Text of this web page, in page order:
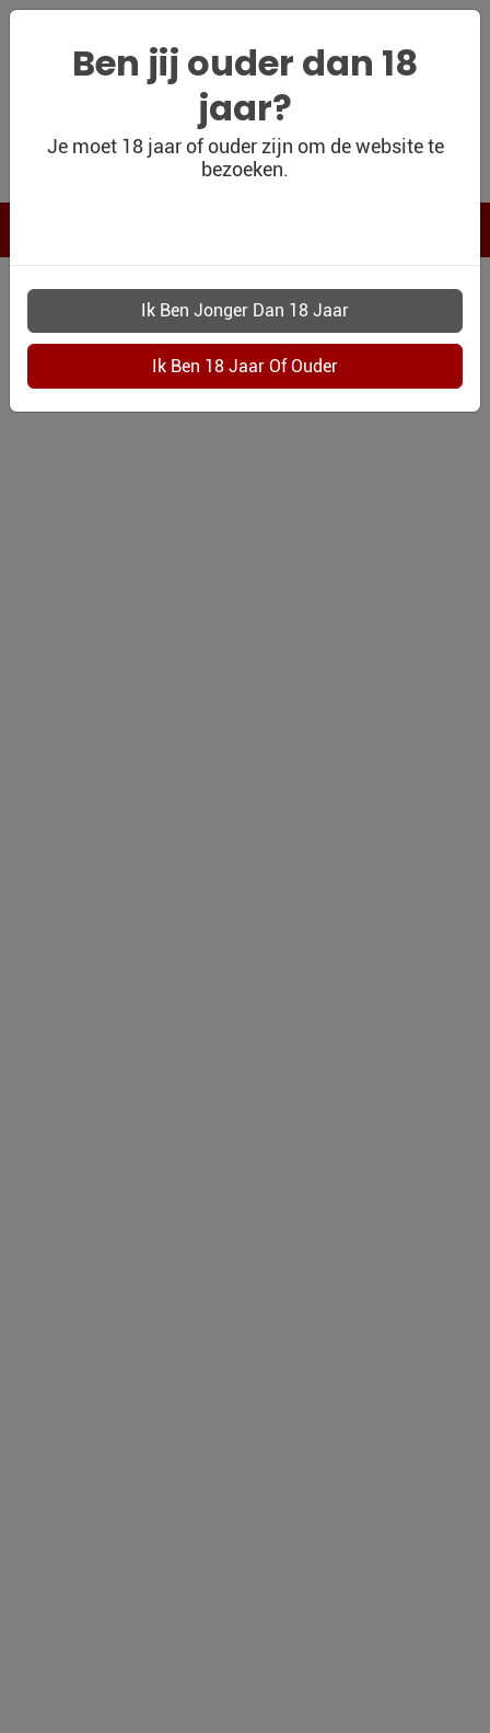
WIJNSHOP
WIJN BLOG
WIJN OUTLET
PERSOONLIJK-
WIJN-
KADOBON
Ben jij ouder dan 18
jaar?
Je moet 18 jaar of ouder zijn om de website te
bezoeken.